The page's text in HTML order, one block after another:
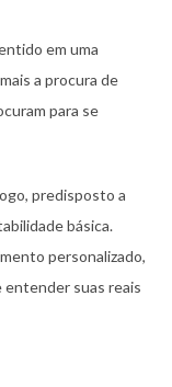
em uma
a procura de
para se
predisposto a
básica.
personalizado,
entender suas reais